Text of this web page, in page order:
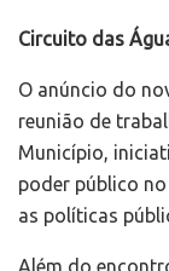
Circuito das
O anúncio do
reunião de
Município,
poder público
as políticas
Além do